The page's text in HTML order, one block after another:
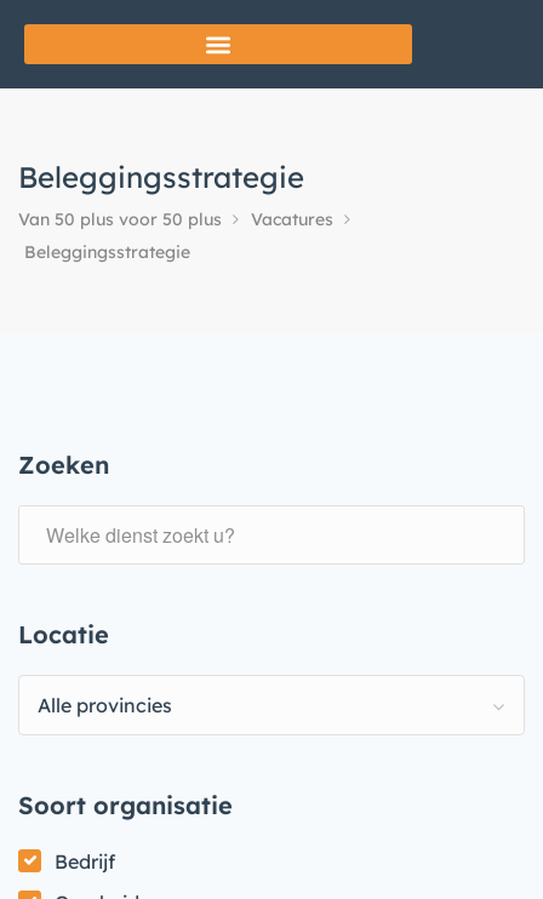
Beleggingsstrategie
Van 50 plus voor 50 plus
Vacatures
Beleggingsstrategie
Zoeken
Locatie
Alle provincies
Soort organisatie
Bedrijf